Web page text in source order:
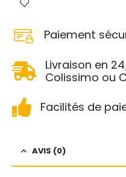
Paiement
Livraison en
Colissimo ou
Facilités de
AVIS (0)